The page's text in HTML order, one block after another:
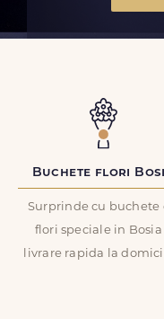
Buchete flori
Surprinde cu buchete
flori speciale in Bosia
livrare rapida la